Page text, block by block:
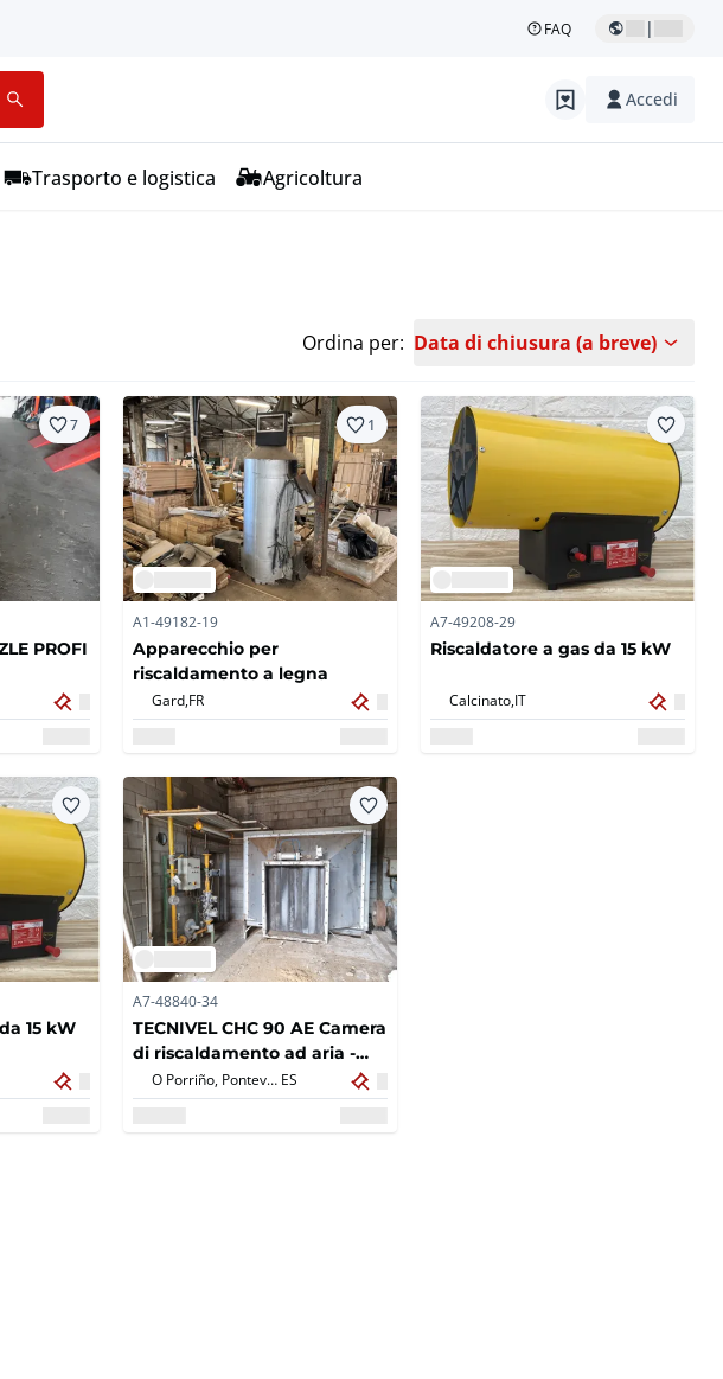
FAQ |
Accedi
Trasporto e logistica Agricoltura
Ordina per: Data di chiusura (a breve)
7
PROFI
1
A1-49182-19
Apparecchio per
riscaldamento a legna
Gard, FR
A7-49208-29
Riscaldatore a gas da 15 kW
Calcinato, IT
15 kW
A7-48840-34
TECNIVEL CHC 90 AE Camera
di riscaldamento ad aria -
1998
O Porriño, Pontevedra, ES